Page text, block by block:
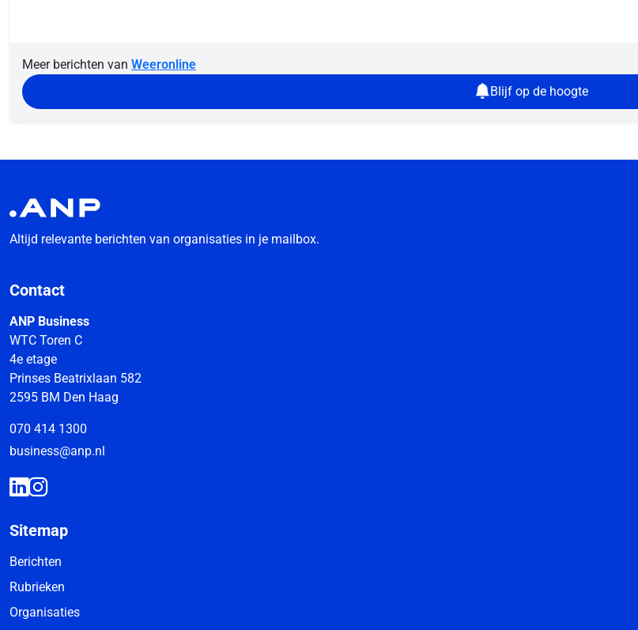
Meer berichten van Weeronline
Blijf op de hoogte
Altijd relevante berichten van organisaties in je mailbox.
Contact
ANP Business
WTC Toren C
4e etage
Prinses Beatrixlaan 582
2595 BM Den Haag
070 414 1300
business@anp.nl
Sitemap
Berichten
Rubrieken
Organisaties